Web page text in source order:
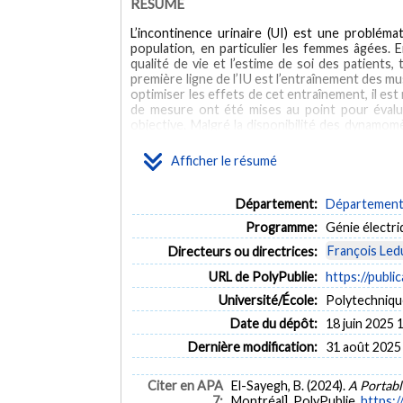
Afficher le résumé
RÉSUMÉ
L’incontinence urinaire (UI) est une
population, en particulier les femmes âgées.
qualité de vie et l’estime de soi des
première ligne de l’IU est l’entraînement des
optimiser les effets de cet entraînement, il est
de mesure ont été mises au point pour
objective. Malgré la disponibilité des
pas fournir de rétroaction sur les
à eux, sont limités et ne font pas l’objet de
L’objectif de cette thèse est de concevoir et
nouveau dynamomètre portable. Notre
équipé d’un système autonome
debout, améliorant ainsi l’efficacité de
Urinary incontinence (UI) is a highly
women. Approximately 30-50% of women
financial burdens on both patients and
correct pelvic floor muscle (PFM)
objective assessment tool. Despite the
and evaluates training performance in a
Département:
Programme: Génie
Directeurs ou directrices:
François
URL de PolyPublie: https://
Université/École:
Date du dépôt: 18 juin 2025
Dernière modification: 31 août
Citer en APA El-Sayegh, B. (2024). A